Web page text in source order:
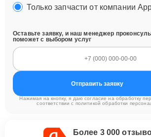
Только запчасти от компании
Оставьте заявку, и наш менеджер
поможет с выбором услуг
Отправить заявку
Нажимая на кнопку, я даю согласие на обработку
соответствии с политикой обработки
Более 3 000